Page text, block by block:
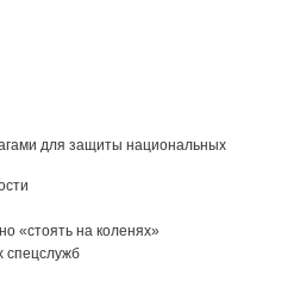
для защиты национальных
«стоять на коленях»
спецслужб